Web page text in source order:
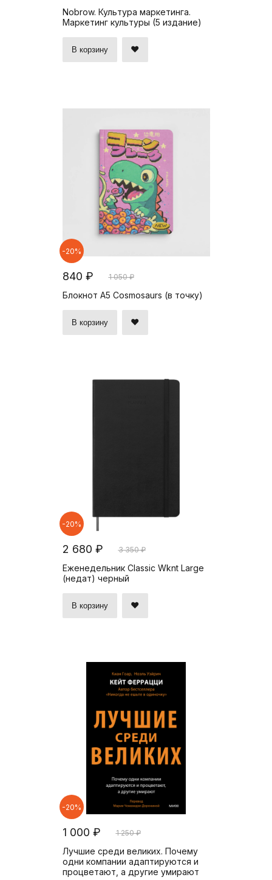
Nobrow. Культура маркетинга.
Маркетинг культуры (5 издание)
В корзину
-20%
840 ₽ 1 050 ₽
Блокнот А5 Cosmosaurs (в точку)
В корзину
-20%
2 680 ₽ 3 350 ₽
Еженедельник Classic Wknt Large
(недат) черный
В корзину
-20%
1 000 ₽ 1 250 ₽
Лучшие среди великих. Почему
одни компании адаптируются и
процветают, а другие умирают